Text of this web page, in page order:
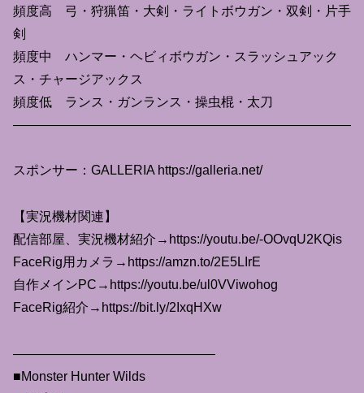
頻度高 弓・狩猟笛・大剣・ライトボウガン・双剣・片手
剣
頻度中 ハンマー・ヘビィボウガン・スラッシュアック
ス・チャージアックス
頻度低 ランス・ガンランス・操虫棍・太刀
——————————————————————————
スポンサー：GALLERIA https://galleria.net/
【実況機材関連】
配信部屋、実況機材紹介→https://youtu.be/-OOvqU2KQis​​
FaceRig用カメラ→https://amzn.to/2E5LIrE​​
自作メインPC→https://youtu.be/ul0VViwohog​​
FaceRig紹介→https://bit.ly/2IxqHXw​​
———————————————–
■Monster Hunter Wilds